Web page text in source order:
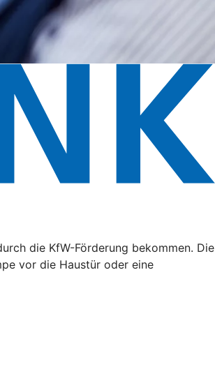
die KfW-Förderung bekommen. Die
vor die Haustür oder eine